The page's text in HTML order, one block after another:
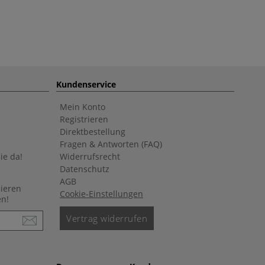
da!
Kundenservice
Mein Konto
Registrieren
Direktbestellung
Fragen & Antworten (FAQ)
Widerrufsrecht
Datenschutz
AGB
Cookie-Einstellungen
Vertrag widerrufen